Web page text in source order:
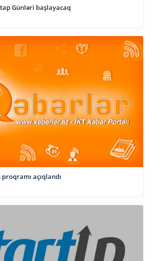
Sabah Bakıda Startap Günləri başlayacaq
açıqlandı